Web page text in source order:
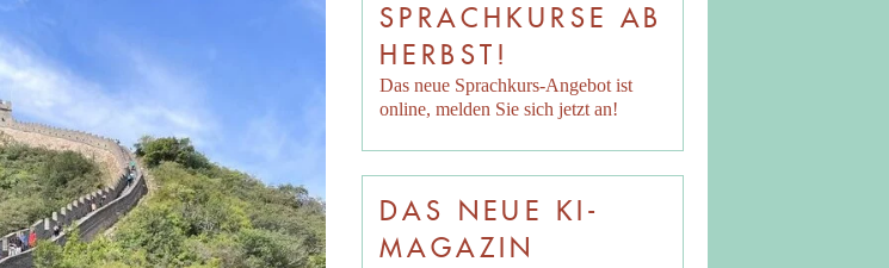
SPRACHKURSE AB
HERBST!
Das neue Sprachkurs-Angebot ist
online, melden Sie sich jetzt an!
DAS NEUE KI-
MAGAZIN